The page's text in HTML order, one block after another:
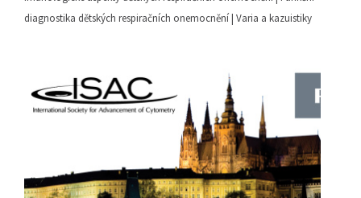
diagnostika dětských respiračních onemocnění | Varia a kazuistiky